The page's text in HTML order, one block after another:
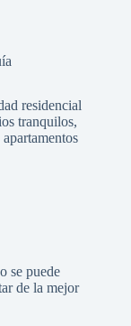
residencial
tranquilos,
se puede
de la mejor